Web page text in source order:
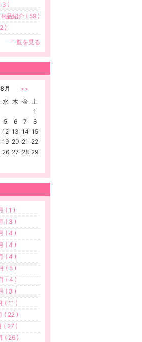
3 )
品紹介 ( 59 )
)
一覧を見る
8月
>>
水 木 金 土
1
5 6 7
8
12 13 14 15
19 20 21 22
26 27 28 29
( 1 )
( 3 )
( 4 )
( 4 )
( 4 )
( 5 )
( 4 )
( 3 )
( 11 )
( 22 )
( 27 )
( 26 )